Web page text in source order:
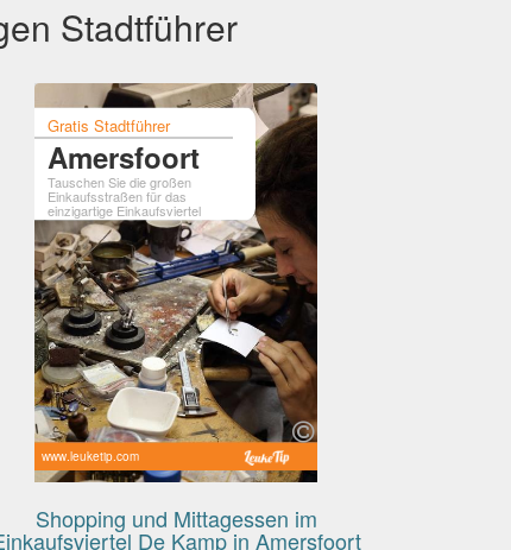
Stadtführer
Gratis Stadtführer
Amersfoort
Tauschen Sie die großen
Einkaufsstraßen für das
einzigartige Einkaufsviertel
www.leuketip.com
Shopping und Mittagessen im
De Kamp in Amersfoort